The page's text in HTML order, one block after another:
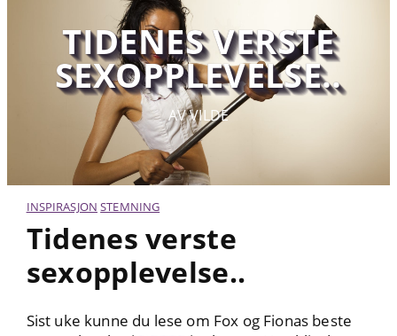
TIDENES VERSTE
SEXOPPLEVELSE..
AV VILDE
INSPIRASJON STEMNING
Tidenes verste
sexopplevelse..
Sist uke kunne du lese om Fox og Fionas beste